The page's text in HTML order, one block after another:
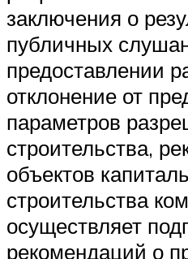
заключения о
публичных
предоставлении
отклонение от
параметров
строительства,
объектов
строительства
осуществляет
рекомендаций о